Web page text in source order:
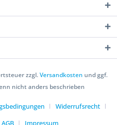
zzgl.Versandkosten und ggf.
nicht anders beschrieben
Widerrufsrecht
AGB Impressum